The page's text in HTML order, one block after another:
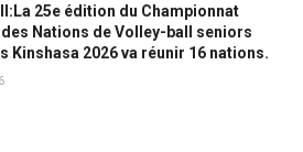
25e édition du Championnat
des Nations de Volley-ball seniors
Kinshasa 2026 va réunir 16 nations.